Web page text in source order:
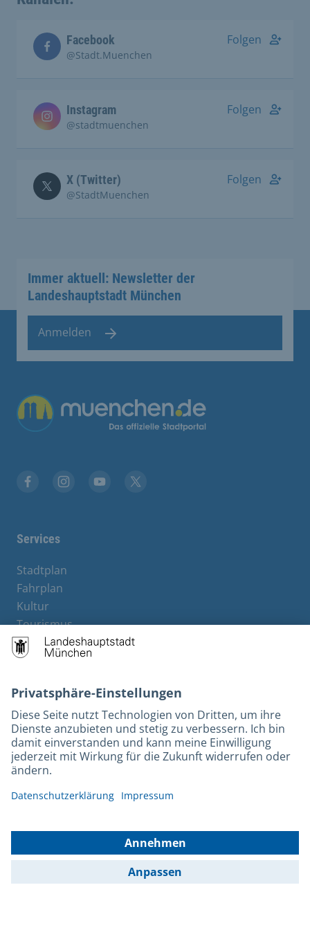
Facebook
@Stadt.Muenchen
Folgen
Instagram
@stadtmuenchen
Folgen
X (Twitter)
@StadtMuenchen
Folgen
Immer aktuell: Newsletter der
Landeshauptstadt München
Anmelden
Übergreifende Links
Services
Stadtplan
Fahrplan
Kultur
Tourismus
M-Strom
Bürgerservice
Rechtliches und Kontakt
Barrierefreiheit
Leichte Sprache
Gebärdensprache
Kontakt